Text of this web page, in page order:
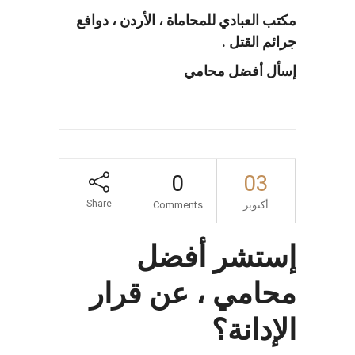
مكتب العبادي للمحاماة ، الأردن ، دوافع
جرائم القتل .
إسأل أفضل محامي
03
أكتوبر
0
Comments
Share
إستشر أفضل
محامي ، عن قرار
الإدانة؟